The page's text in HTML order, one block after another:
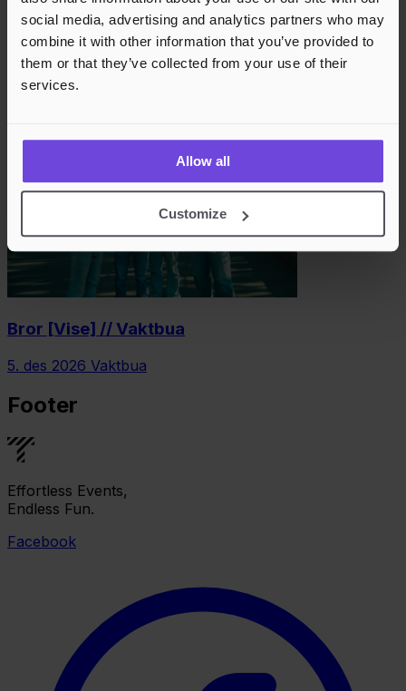
social media, advertising and analytics partners who may
combine it with other information that you’ve provided to
them or that they’ve collected from your use of their
services.
Allow all
Customize
trueandtrue + VÅDE // Vaktbua
Bror [Vise] // Vaktbua
5. des 2026 Vaktbua
Footer
Effortless Events,
Endless Fun.
Facebook